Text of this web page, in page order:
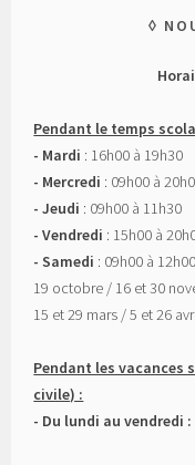
Pendant le temps
- Mardi : 16h00 à 19h30
- Mercredi : 09h00 à
- Jeudi : 09h00 à 11h30
- Vendredi : 15h00 à
- Samedi : 09h00 à
19 octobre / 16 et 30
15 et 29 mars / 5 et 26
Pendant les vacances
civile) :
- Du lundi au vendredi :